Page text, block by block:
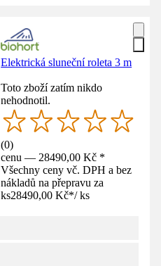
Elektrická sluneční roleta 3 m
Toto zboží zatím nikdo
nehodnotil.
(0)
cenu — 28490,00 Kč *
Všechny ceny vč. DPH a bez
nákladů na přepravu za
ks28490,00 Kč*/ ks